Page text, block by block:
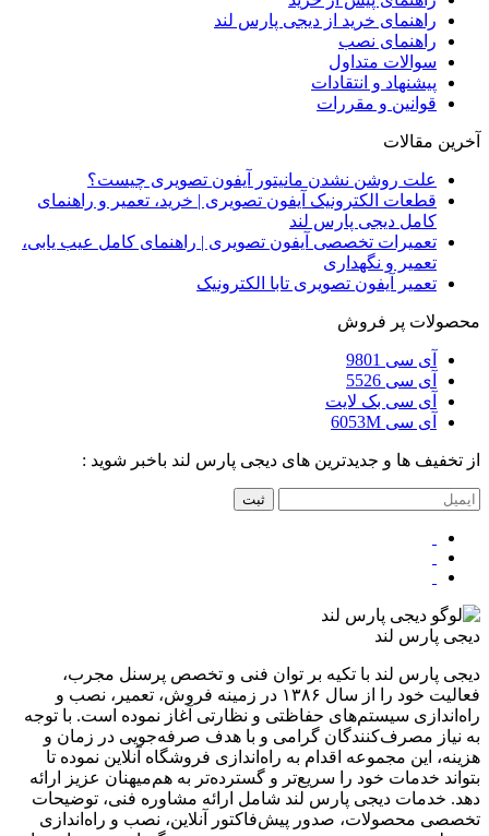
راهنمای خرید از دیجی پارس لند
راهنمای نصب
سوالات متداول
پیشنهاد و انتقادات
قوانین و مقررات
آخرین مقالات
علت روشن نشدن مانیتور آیفون تصویری چیست؟
قطعات الکترونیک آیفون تصویری | خرید، تعمیر و راهنمای
کامل دیجی پارس لند
تعمیرات تخصصی آیفون تصویری | راهنمای کامل عیب یابی،
تعمیر و نگهداری
تعمیر آیفون تصویری تابا الکترونیک
محصولات پر فروش
آی سی 9801
آی سی 5526
آی سی بک لایت
آی سی 6053M
از تخفیف ها و جدیدترین های دیجی پارس لند باخبر شوید :
ثبت
دیجی پارس لند
دیجی پارس لند با تکیه بر توان فنی و تخصص پرسنل مجرب،
فعالیت خود را از سال ۱۳۸۶ در زمینه فروش، تعمیر، نصب و
راه‌اندازی سیستم‌های حفاظتی و نظارتی آغاز نموده است. با توجه
به نیاز مصرف‌کنندگان گرامی و با هدف صرفه‌جویی در زمان و
هزینه، این مجموعه اقدام به راه‌اندازی فروشگاه آنلاین نموده تا
بتواند خدمات خود را سریع‌تر و گسترده‌تر به هم‌میهنان عزیز ارائه
دهد. خدمات دیجی پارس لند شامل ارائه مشاوره فنی، توضیحات
تخصصی محصولات، صدور پیش‌فاکتور آنلاین، نصب و راه‌اندازی